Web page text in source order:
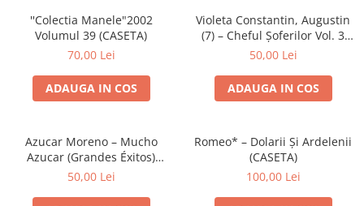
''Colectia Manele"2002
Volumul 39 (CASETA)
70,00 Lei
ADAUGA IN COS
Violeta Constantin, Augustin
(7) – Cheful Șoferilor Vol. 3
(CASETA)
50,00 Lei
ADAUGA IN COS
Azucar Moreno – Mucho
Azucar (Grandes Éxitos)
(CASETA)
50,00 Lei
Romeo* – Dolarii Și Ardelenii
(CASETA)
100,00 Lei